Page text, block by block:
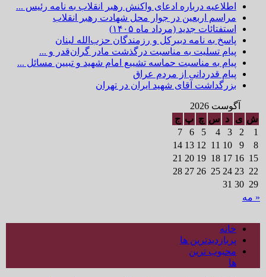
اطلاعیه درباره ادعای واکنش رهبر انقلاب به نامه رئیس ...
مراسم اربعین در جوار محل شهادت رهبر انقلاب
استفتائات جدید (مرداد ماه ۱۴۰۵)
پاسخ به نامه دبیرکل و رزمندگان حزب‌الله لبنان
پیام تسلیت به مناسبت درگذشت مادر گران‌قدر و ...
پیام به مناسبت حماسه تشییع امام شهید و تبیین مسائل ...
پیام قدردانی از مردم عراق
بزرگداشت آقای شهید ایران در تهران
آگوست 2026
ش ی د س چ پ ج
1
2
3
4
5
6
7
8
9
10
11
12
13
14
15
16
17
18
19
20
21
22
23
24
25
26
27
28
29
30
31
« مه
خانه
پربازدیدترین ها
محبوب ترین
ها